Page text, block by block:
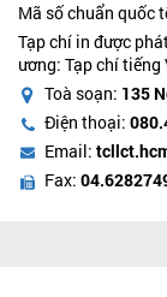
Mã số chuẩn quốc
Tạp chí in được
ương: Tạp chí tiếng
Toà soạn: 135
Điện thoại:
Email:
Fax: